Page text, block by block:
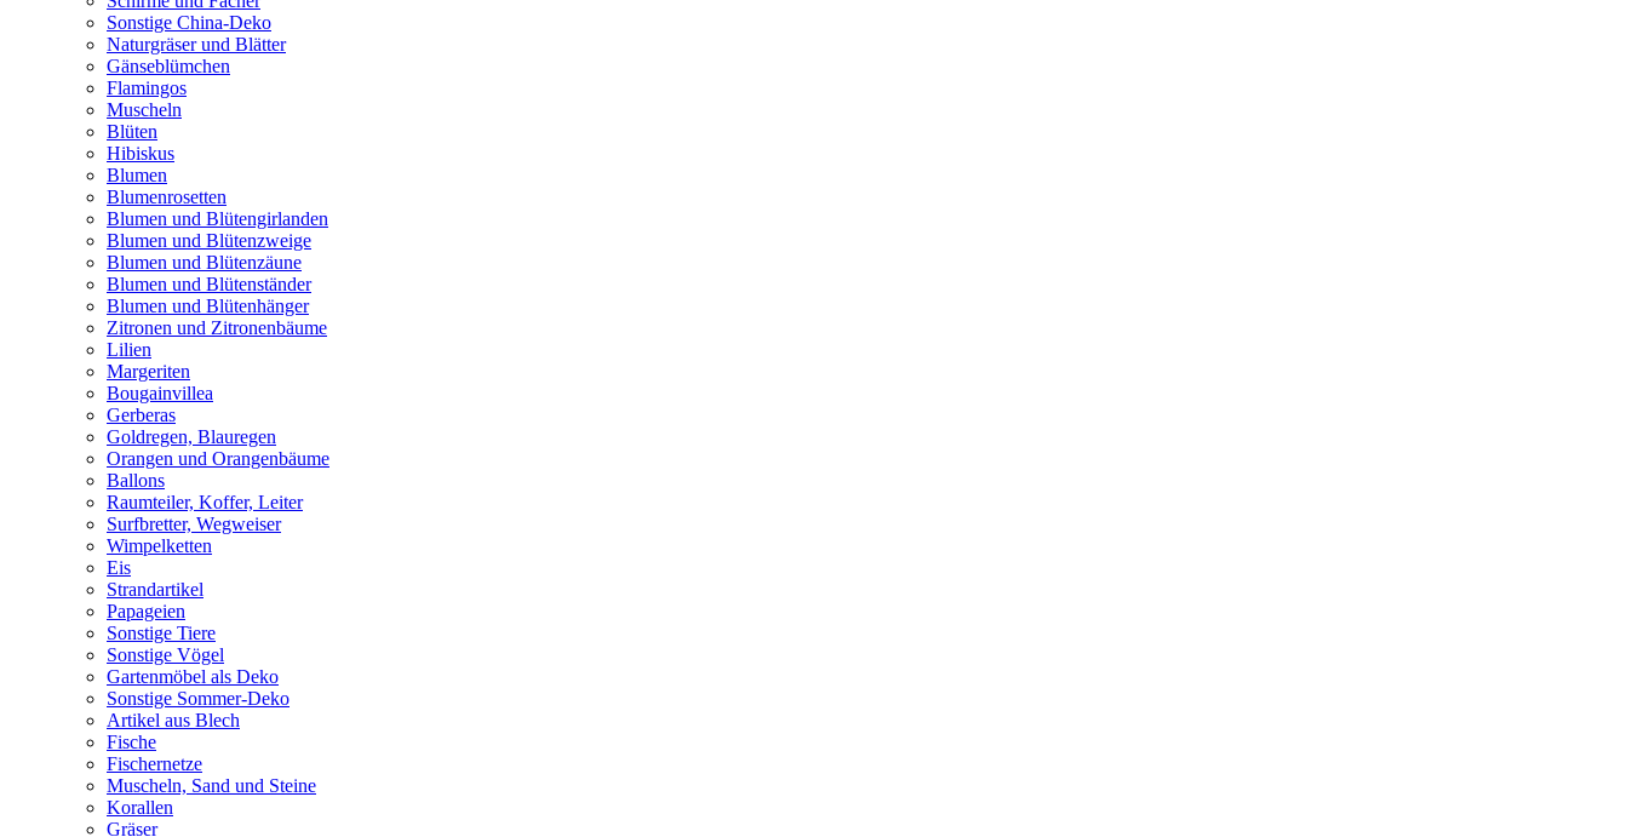
Sonstige China-Deko
Naturgräser und Blätter
Gänseblümchen
Flamingos
Muscheln
Blüten
Hibiskus
Blumen
Blumenrosetten
Blumen und Blütengirlanden
Blumen und Blütenzweige
Blumen und Blütenzäune
Blumen und Blütenständer
Blumen und Blütenhänger
Zitronen und Zitronenbäume
Lilien
Margeriten
Bougainvillea
Gerberas
Goldregen, Blauregen
Orangen und Orangenbäume
Ballons
Raumteiler, Koffer, Leiter
Surfbretter, Wegweiser
Wimpelketten
Eis
Strandartikel
Papageien
Sonstige Tiere
Sonstige Vögel
Gartenmöbel als Deko
Sonstige Sommer-Deko
Artikel aus Blech
Fische
Fischernetze
Muscheln, Sand und Steine
Korallen
Gräser